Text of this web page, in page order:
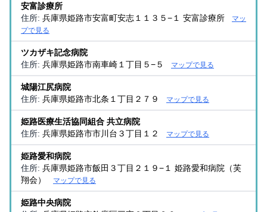
安富診療所
住所: 兵庫県姫路市安富町安志１１３５−１ 安富診療所
マッ
プで見る
ツカザキ記念病院
住所: 兵庫県姫路市南車崎１丁目５−５ マップで見る
城陽江尻病院
住所: 兵庫県姫路市北条１丁目２７９ マップで見る
姫路医療生活協同組合 共立病院
住所: 兵庫県姫路市市川台３丁目１２ マップで見る
姫路愛和病院
住所: 兵庫県姫路市飯田３丁目２１９−１ 姫路愛和病院（芙
翔会）
マップで見る
姫路中央病院